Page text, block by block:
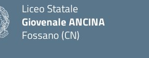
Liceo Statale
Giovenale ANCINA
Fossano (CN)